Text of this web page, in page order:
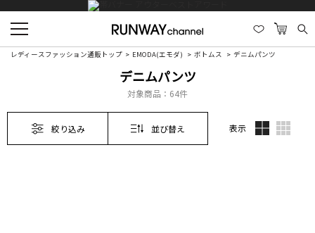
レディースファッション通販トップ EMODA(エモダ) ボトムス デニムパンツ
デニムパンツ
対象商品： 64件
絞り込み 並び替え 表示